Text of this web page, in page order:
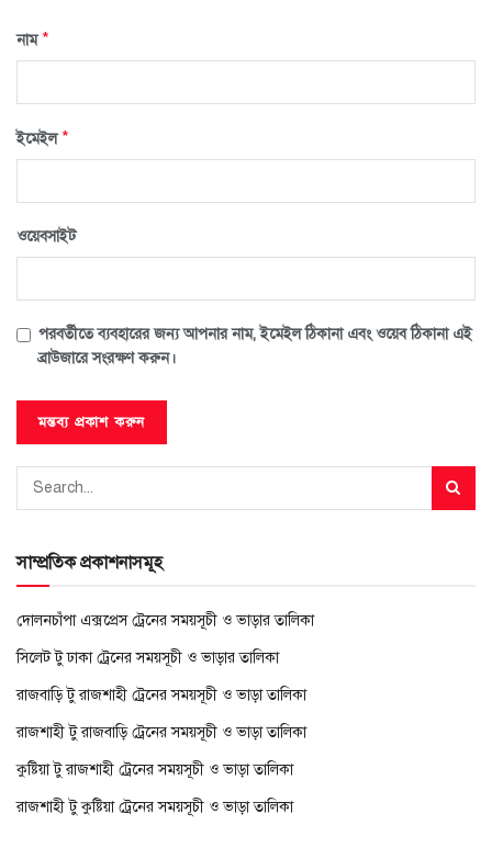
নাম*
ইমেইল*
ওয়েবসাইট
পরবর্তীতে ব্যবহারের জন্য আপনার নাম, ইমেইল ঠিকানা এবং ওয়েব ঠিকানা এই
ব্রাউজারে সংরক্ষণ করুন।
সাম্প্রতিক প্রকাশনাসমূহ
দোলনচাঁপা এক্সপ্রেস ট্রেনের সময়সূচী ও ভাড়ার তালিকা
সিলেট টু ঢাকা ট্রেনের সময়সূচী ও ভাড়ার তালিকা
রাজবাড়ি টু রাজশাহী ট্রেনের সময়সূচী ও ভাড়া তালিকা
রাজশাহী টু রাজবাড়ি ট্রেনের সময়সূচী ও ভাড়া তালিকা
কুষ্টিয়া টু রাজশাহী ট্রেনের সময়সূচী ও ভাড়া তালিকা
রাজশাহী টু কুষ্টিয়া ট্রেনের সময়সূচী ও ভাড়া তালিকা